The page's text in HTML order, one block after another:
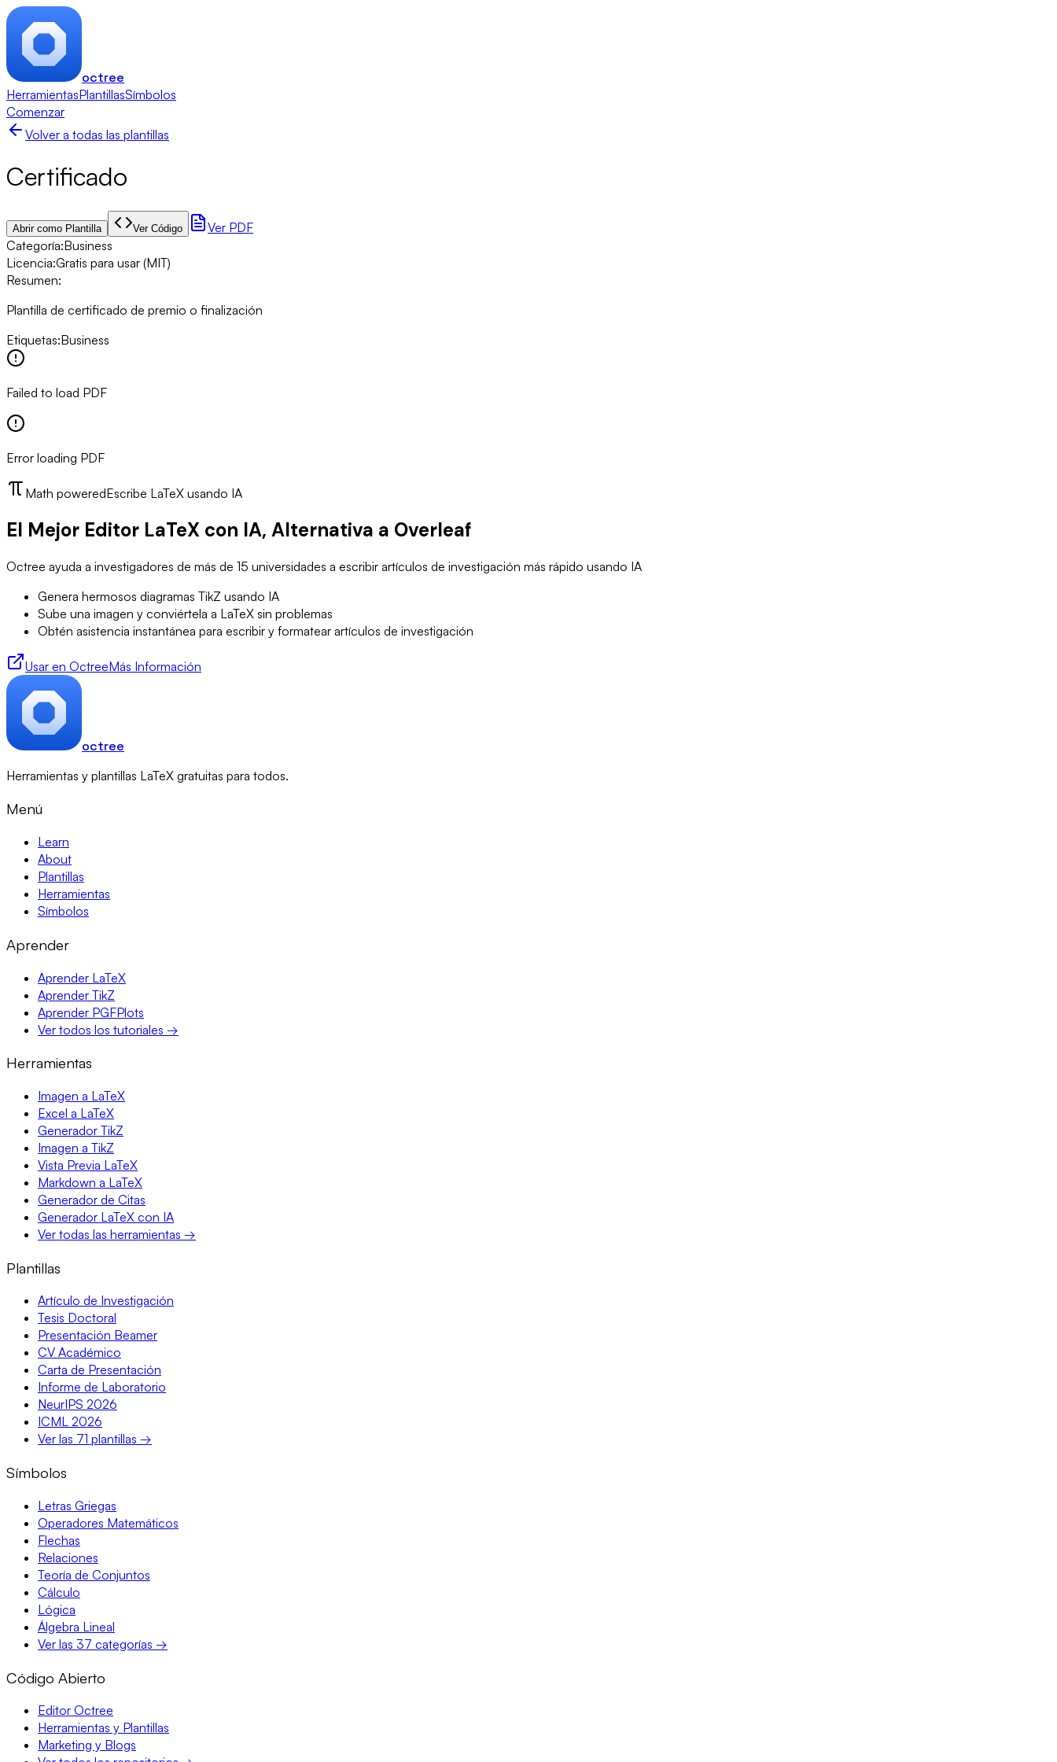
octree
HerramientasPlantillasSímbolos
Comenzar
Volver a todas las plantillas
Certificado
Abrir como Plantilla Ver Código
Ver PDF
Categoría:Business
Licencia:Gratis para usar (MIT)
Resumen:
Plantilla de certificado de premio o finalización
Etiquetas:Business
Failed to load PDF
Error loading PDF
Math poweredEscribe LaTeX usando IA
El Mejor Editor LaTeX con IA, Alternativa a Overleaf
Octree ayuda a investigadores de más de 15 universidades a escribir artículos de investigación más rápido usando IA
Genera hermosos diagramas TikZ usando IA
Sube una imagen y conviértela a LaTeX sin problemas
Obtén asistencia instantánea para escribir y formatear artículos de investigación
Usar en OctreeMás Información
octree
Herramientas y plantillas LaTeX gratuitas para todos.
Menú
Learn
About
Plantillas
Herramientas
Símbolos
Aprender
Aprender LaTeX
Aprender TikZ
Aprender PGFPlots
Ver todos los tutoriales →
Herramientas
Imagen a LaTeX
Excel a LaTeX
Generador TikZ
Imagen a TikZ
Vista Previa LaTeX
Markdown a LaTeX
Generador de Citas
Generador LaTeX con IA
Ver todas las herramientas →
Plantillas
Artículo de Investigación
Tesis Doctoral
Presentación Beamer
CV Académico
Carta de Presentación
Informe de Laboratorio
NeurIPS 2026
ICML 2026
Ver las 71 plantillas →
Símbolos
Letras Griegas
Operadores Matemáticos
Flechas
Relaciones
Teoría de Conjuntos
Cálculo
Lógica
Álgebra Lineal
Ver las 37 categorías →
Código Abierto
Editor Octree
Herramientas y Plantillas
Marketing y Blogs